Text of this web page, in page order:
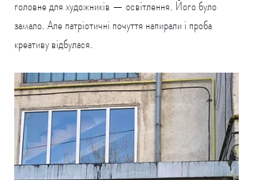
головне для художників — освітлення. Його було
замало. Але патріотичні почуття напирали і проба
креативу відбулася.